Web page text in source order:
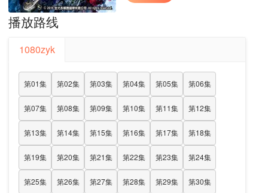
播放路线
1080zyk
第01集 第02集 第03集 第04集 第05集 第06集
第07集 第08集 第09集 第10集 第11集 第12集
第13集 第14集 第15集 第16集 第17集 第18集
第19集 第20集 第21集 第22集 第23集 第24集
第25集 第26集 第27集 第28集 第29集 第30集